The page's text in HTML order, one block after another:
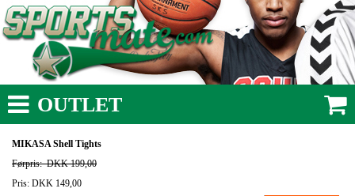
OUTLET
MIKASA Shell Tights
Førpris:DKK 199,00
Pris: DKK 149,00